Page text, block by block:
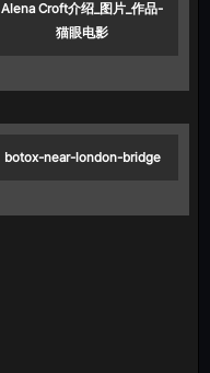
Alena Croft介绍_图片_作品-
猫眼电影
botox-near-london-bridge